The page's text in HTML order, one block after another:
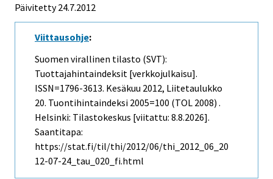
Päivitetty 24.7.2012
Viittausohje:
Suomen virallinen tilasto (SVT):
Tuottajahintaindeksit [verkkojulkaisu].
ISSN=1796-3613. Kesäkuu 2012, Liitetaulukko
20. Tuontihintaindeksi 2005=100 (TOL 2008) .
Helsinki: Tilastokeskus [viitattu: 8.8.2026].
Saantitapa:
https://stat.fi/til/thi/2012/06/thi_2012_06_20
12-07-24_tau_020_fi.html